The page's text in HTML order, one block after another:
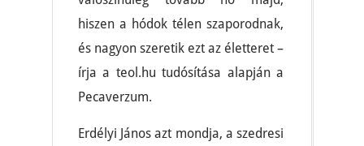
hiszen a hódok télen szaporodnak,
és nagyon szeretik ezt az életteret –
írja a teol.hu tudósítása alapján a
Pecaverzum.
Erdélyi János azt mondja, a szedresi